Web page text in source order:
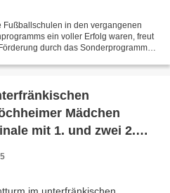
in den vergangenen
ein voller Erfolg waren, freut
durch das Sonderprogramm
Mädchen
mit 1. und zwei 2.